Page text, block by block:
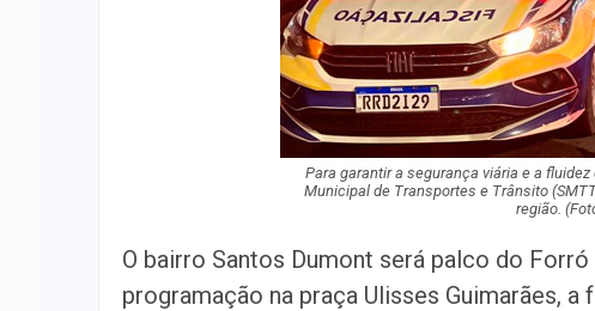
Para garantir a segurança viária e a
Municipal de Transportes e Trânsito
região.
O bairro Santos Dumont será palco do
programação na praça Ulisses Guimarães,